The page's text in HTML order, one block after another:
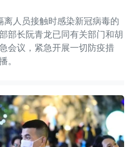
离人员接触时感染新冠病毒的
部长阮青龙已同有关部门和胡
会议，紧急开展一切防疫措
。